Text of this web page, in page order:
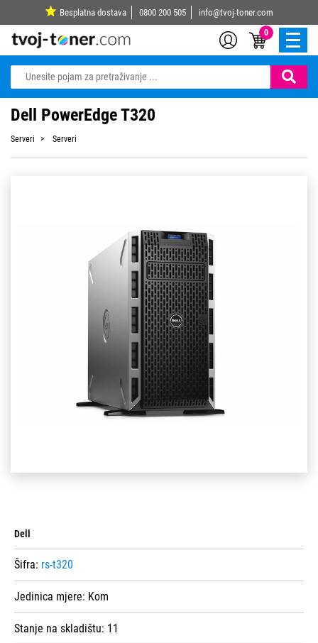
Besplatna dostava 0800 200 505 info@tvoj-toner.com
0
Dell PowerEdge T320
Serveri Serveri
Dell
Šifra: rs-t320
Jedinica mjere: Kom
Stanje na skladištu: 11